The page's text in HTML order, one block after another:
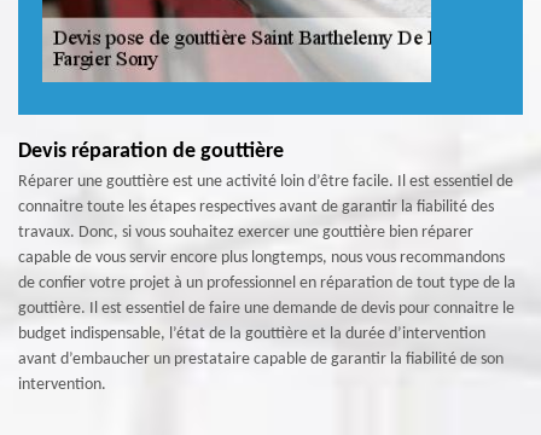
Devis réparation de gouttière
Réparer une gouttière est une activité loin d’être facile. Il est essentiel de
connaitre toute les étapes respectives avant de garantir la fiabilité des
travaux. Donc, si vous souhaitez exercer une gouttière bien réparer
capable de vous servir encore plus longtemps, nous vous recommandons
de confier votre projet à un professionnel en réparation de tout type de la
gouttière. Il est essentiel de faire une demande de devis pour connaitre le
budget indispensable, l’état de la gouttière et la durée d’intervention
avant d’embaucher un prestataire capable de garantir la fiabilité de son
intervention.